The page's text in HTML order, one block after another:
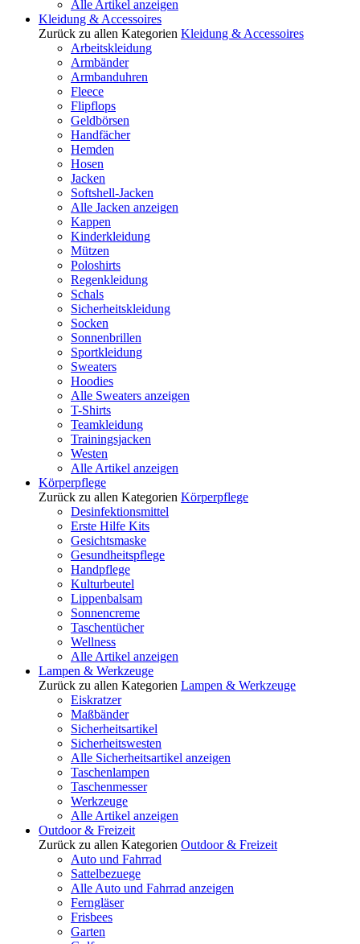
Alle Artikel anzeigen
Kleidung & Accessoires
Zurück zu allen Kategorien Kleidung & Accessoires
Arbeitskleidung
Armbänder
Armbanduhren
Fleece
Flipflops
Geldbörsen
Handfächer
Hemden
Hosen
Jacken
Softshell-Jacken
Alle Jacken anzeigen
Kappen
Kinderkleidung
Mützen
Poloshirts
Regenkleidung
Schals
Sicherheitskleidung
Socken
Sonnenbrillen
Sportkleidung
Sweaters
Hoodies
Alle Sweaters anzeigen
T-Shirts
Teamkleidung
Trainingsjacken
Westen
Alle Artikel anzeigen
Körperpflege
Zurück zu allen Kategorien Körperpflege
Desinfektionsmittel
Erste Hilfe Kits
Gesichtsmaske
Gesundheitspflege
Handpflege
Kulturbeutel
Lippenbalsam
Sonnencreme
Taschentücher
Wellness
Alle Artikel anzeigen
Lampen & Werkzeuge
Zurück zu allen Kategorien Lampen & Werkzeuge
Eiskratzer
Maßbänder
Sicherheitsartikel
Sicherheitswesten
Alle Sicherheitsartikel anzeigen
Taschenlampen
Taschenmesser
Werkzeuge
Alle Artikel anzeigen
Outdoor & Freizeit
Zurück zu allen Kategorien Outdoor & Freizeit
Auto und Fahrrad
Sattelbezuege
Alle Auto und Fahrrad anzeigen
Ferngläser
Frisbees
Garten